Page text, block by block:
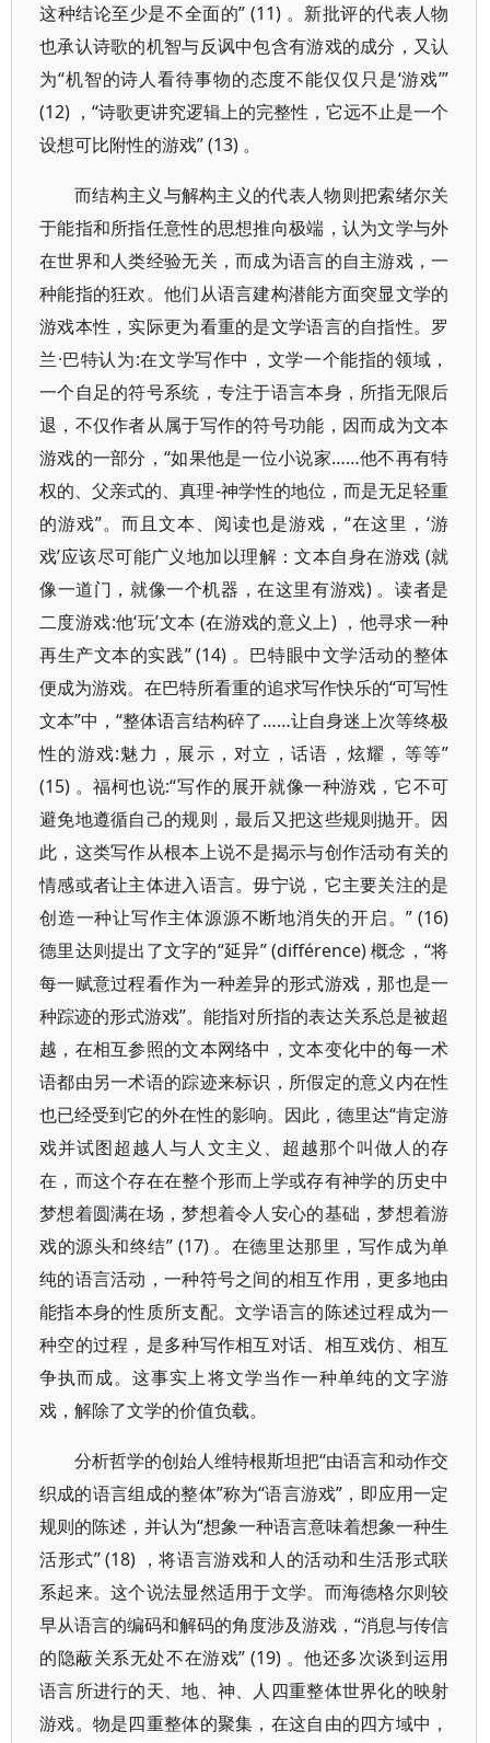
这种结论至少是不全面的” (11) 。新批评的代表人物
也承认诗歌的机智与反讽中包含有游戏的成分，又认
为“机智的诗人看待事物的态度不能仅仅只是‘游戏’”
(12) ，“诗歌更讲究逻辑上的完整性，它远不止是一个
设想可比附性的游戏” (13) 。
而结构主义与解构主义的代表人物则把索绪尔关
于能指和所指任意性的思想推向极端，认为文学与外
在世界和人类经验无关，而成为语言的自主游戏，一
种能指的狂欢。他们从语言建构潜能方面突显文学的
游戏本性，实际更为看重的是文学语言的自指性。罗
兰·巴特认为:在文学写作中，文学一个能指的领域，
一个自足的符号系统，专注于语言本身，所指无限后
退，不仅作者从属于写作的符号功能，因而成为文本
游戏的一部分，“如果他是一位小说家……他不再有特
权的、父亲式的、真理-神学性的地位，而是无足轻重
的游戏”。而且文本、阅读也是游戏，“在这里，‘游
戏’应该尽可能广义地加以理解：文本自身在游戏 (就
像一道门，就像一个机器，在这里有游戏) 。读者是
二度游戏:他‘玩’文本 (在游戏的意义上) ，他寻求一种
再生产文本的实践” (14) 。巴特眼中文学活动的整体
便成为游戏。在巴特所看重的追求写作快乐的“可写性
文本”中，“整体语言结构碎了……让自身迷上次等终极
性的游戏:魅力，展示，对立，话语，炫耀，等等”
(15) 。福柯也说:“写作的展开就像一种游戏，它不可
避免地遵循自己的规则，最后又把这些规则抛开。因
此，这类写作从根本上说不是揭示与创作活动有关的
情感或者让主体进入语言。毋宁说，它主要关注的是
创造一种让写作主体源源不断地消失的开启。” (16)
德里达则提出了文字的“延异” (différence) 概念，“将
每一赋意过程看作为一种差异的形式游戏，那也是一
种踪迹的形式游戏”。能指对所指的表达关系总是被超
越，在相互参照的文本网络中，文本变化中的每一术
语都由另一术语的踪迹来标识，所假定的意义内在性
也已经受到它的外在性的影响。因此，德里达“肯定游
戏并试图超越人与人文主义、超越那个叫做人的存
在，而这个存在在整个形而上学或存有神学的历史中
梦想着圆满在场，梦想着令人安心的基础，梦想着游
戏的源头和终结” (17) 。在德里达那里，写作成为单
纯的语言活动，一种符号之间的相互作用，更多地由
能指本身的性质所支配。文学语言的陈述过程成为一
种空的过程，是多种写作相互对话、相互戏仿、相互
争执而成。这事实上将文学当作一种单纯的文字游
戏，解除了文学的价值负载。
分析哲学的创始人维特根斯坦把“由语言和动作交
织成的语言组成的整体”称为“语言游戏”，即应用一定
规则的陈述，并认为“想象一种语言意味着想象一种生
活形式” (18) ，将语言游戏和人的活动和生活形式联
系起来。这个说法显然适用于文学。而海德格尔则较
早从语言的编码和解码的角度涉及游戏，“消息与传信
的隐蔽关系无处不在游戏” (19) 。他还多次谈到运用
语言所进行的天、地、神、人四重整体世界化的映射
游戏。物是四重整体的聚集，在这自由的四方域中，